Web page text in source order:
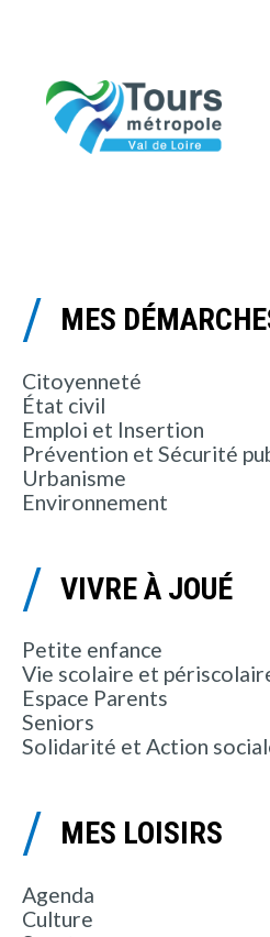
MES
Citoyenneté
État civil
Emploi et Insertion
Prévention et Sécurité
Urbanisme
Environnement
VIVRE À JOUÉ
Petite enfance
Vie scolaire et
Espace Parents
Seniors
Solidarité et Action
MES LOISIRS
Agenda
Culture